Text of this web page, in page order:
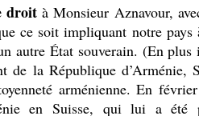
droit à Monsieur Aznavour,
ce soit impliquant notre
autre État souverain. (En
de la République d’Arménie,
arménienne. En
en Suisse, qui lui a